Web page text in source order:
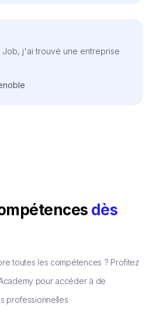
Job, j'ai trouvé une entreprise
dès
toutes les compétences ? Profitez
pour accéder à de
professionnelles